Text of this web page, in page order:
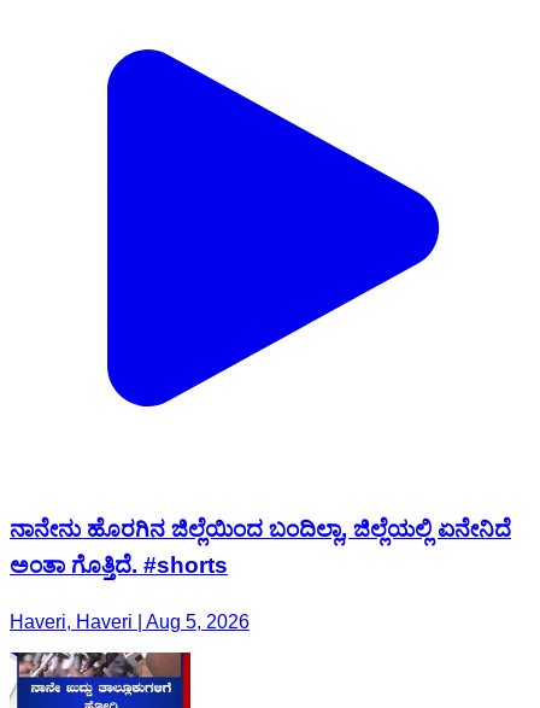
ನಾನೇನು ಹೊರಗಿನ ಜಿಲ್ಲೆಯಿಂದ ಬಂದಿಲ್ಲಾ, ಜಿಲ್ಲೆಯಲ್ಲಿ ಏನೇನಿದೆ
ಅಂತಾ ಗೊತ್ತಿದೆ. #shorts
Haveri, Haveri | Aug 5, 2026